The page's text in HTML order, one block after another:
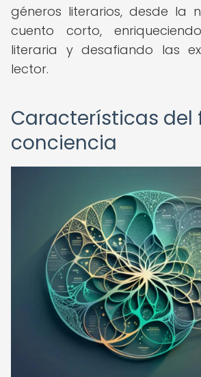
géneros literarios, desde la
cuento corto,
literaria y desafiando las
lector.
Características del
conciencia